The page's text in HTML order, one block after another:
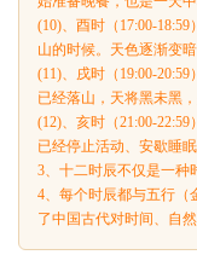
(10)、酉时（17:00-
山的时候。天色逐渐变
(11)、戌时（19:00-
已经落山，天将黑未黑
(12)、亥时（21:00-
已经停止活动、安歇睡眠
3、十二时辰不仅是一种
4、每个时辰都与五行（
了中国古代对时间、自